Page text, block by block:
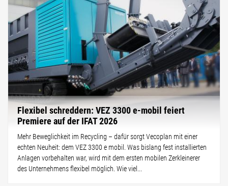
Flexibel schreddern: VEZ 3300 e-mobil feiert
Premiere auf der IFAT 2026
Mehr Beweglichkeit im Recycling – dafür sorgt Vecoplan mit einer
echten Neuheit: dem VEZ 3300 e mobil. Was bislang fest installierten
Anlagen vorbehalten war, wird mit dem ersten mobilen Zerkleinerer
des Unternehmens flexibel möglich. Wie viel...